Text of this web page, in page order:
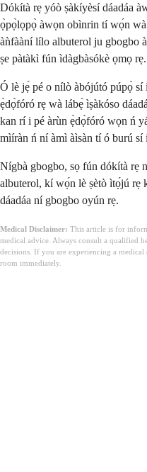
Dókítà rẹ yóò ṣàkíyèsí dáadáa
ọ̀pọ̀lọpọ̀ àwọn obìnrin tí wọ́n
àǹfààní lílo albuterol ju gbogbo
ṣe pàtàkì fún ìdàgbàsókè ọmọ rẹ.
Ó lè jẹ́ pé o nílò àbójútó púpọ̀
ẹ̀dọ̀fóró rẹ wà lábẹ́ ìṣàkóso
kan rí i pé àrùn ẹ̀dọ̀fóró wọn ń
mìíràn ń ní àmì àìsàn tí ó burú sí
Nígbà gbogbo, sọ fún dókítà rẹ
albuterol, kí wọ́n lè ṣètò ìtọ́jú rẹ
dáadáa ní gbogbo oyún rẹ.
Medical Disclaimer: This article is for
medical advice. Always consult a qualified
decisions. If you are experiencing a
room immediately.